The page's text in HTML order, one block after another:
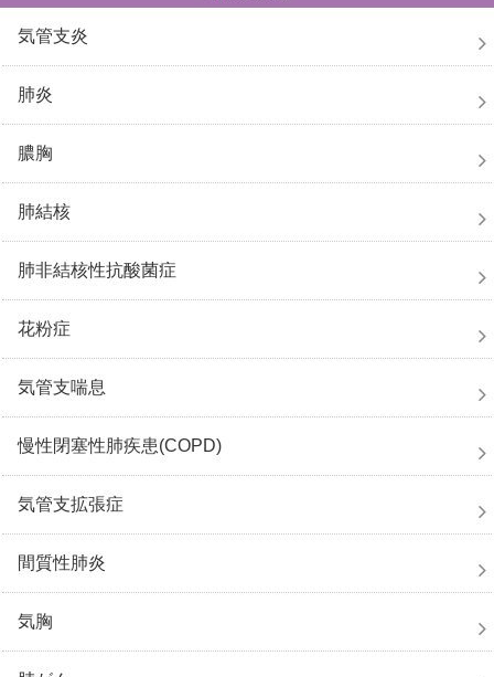
気管支炎
肺炎
膿胸
肺結核
肺非結核性抗酸菌症
花粉症
気管支喘息
慢性閉塞性肺疾患(COPD)
気管支拡張症
間質性肺炎
気胸